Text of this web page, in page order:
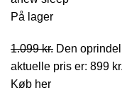
På lager
1.099kr. Den
aktuelle pris er: 899
Køb her